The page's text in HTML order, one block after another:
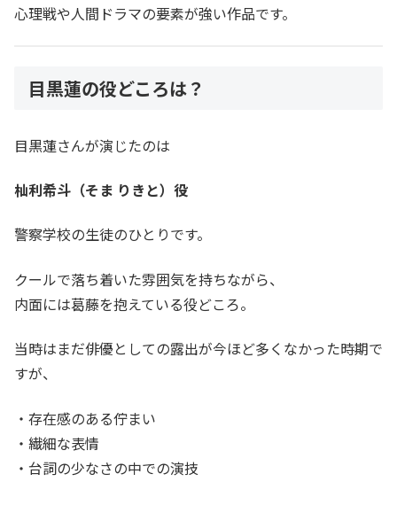
心理戦や人間ドラマの要素が強い作品です。
目黒蓮の役どころは？
目黒蓮さんが演じたのは
杣利希斗（そま りきと）役
警察学校の生徒のひとりです。
クールで落ち着いた雰囲気を持ちながら、
内面には葛藤を抱えている役どころ。
当時はまだ俳優としての露出が今ほど多くなかった時期で
すが、
・存在感のある佇まい
・繊細な表情
・台詞の少なさの中での演技